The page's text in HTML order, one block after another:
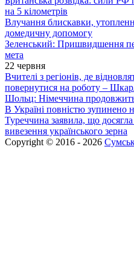
на 5 кілометрів
Влучання блискавки,
домедичну допомогу
Зеленський: Пришвидшення
мета
22 червня
Вчителі з регіонів, де
повернутися на роботу –
Шольц: Німеччина продовжить
В Україні повністю зупинено
Туреччина заявила, що
вивезення українського зерна
Copyright © 2016 - 2026